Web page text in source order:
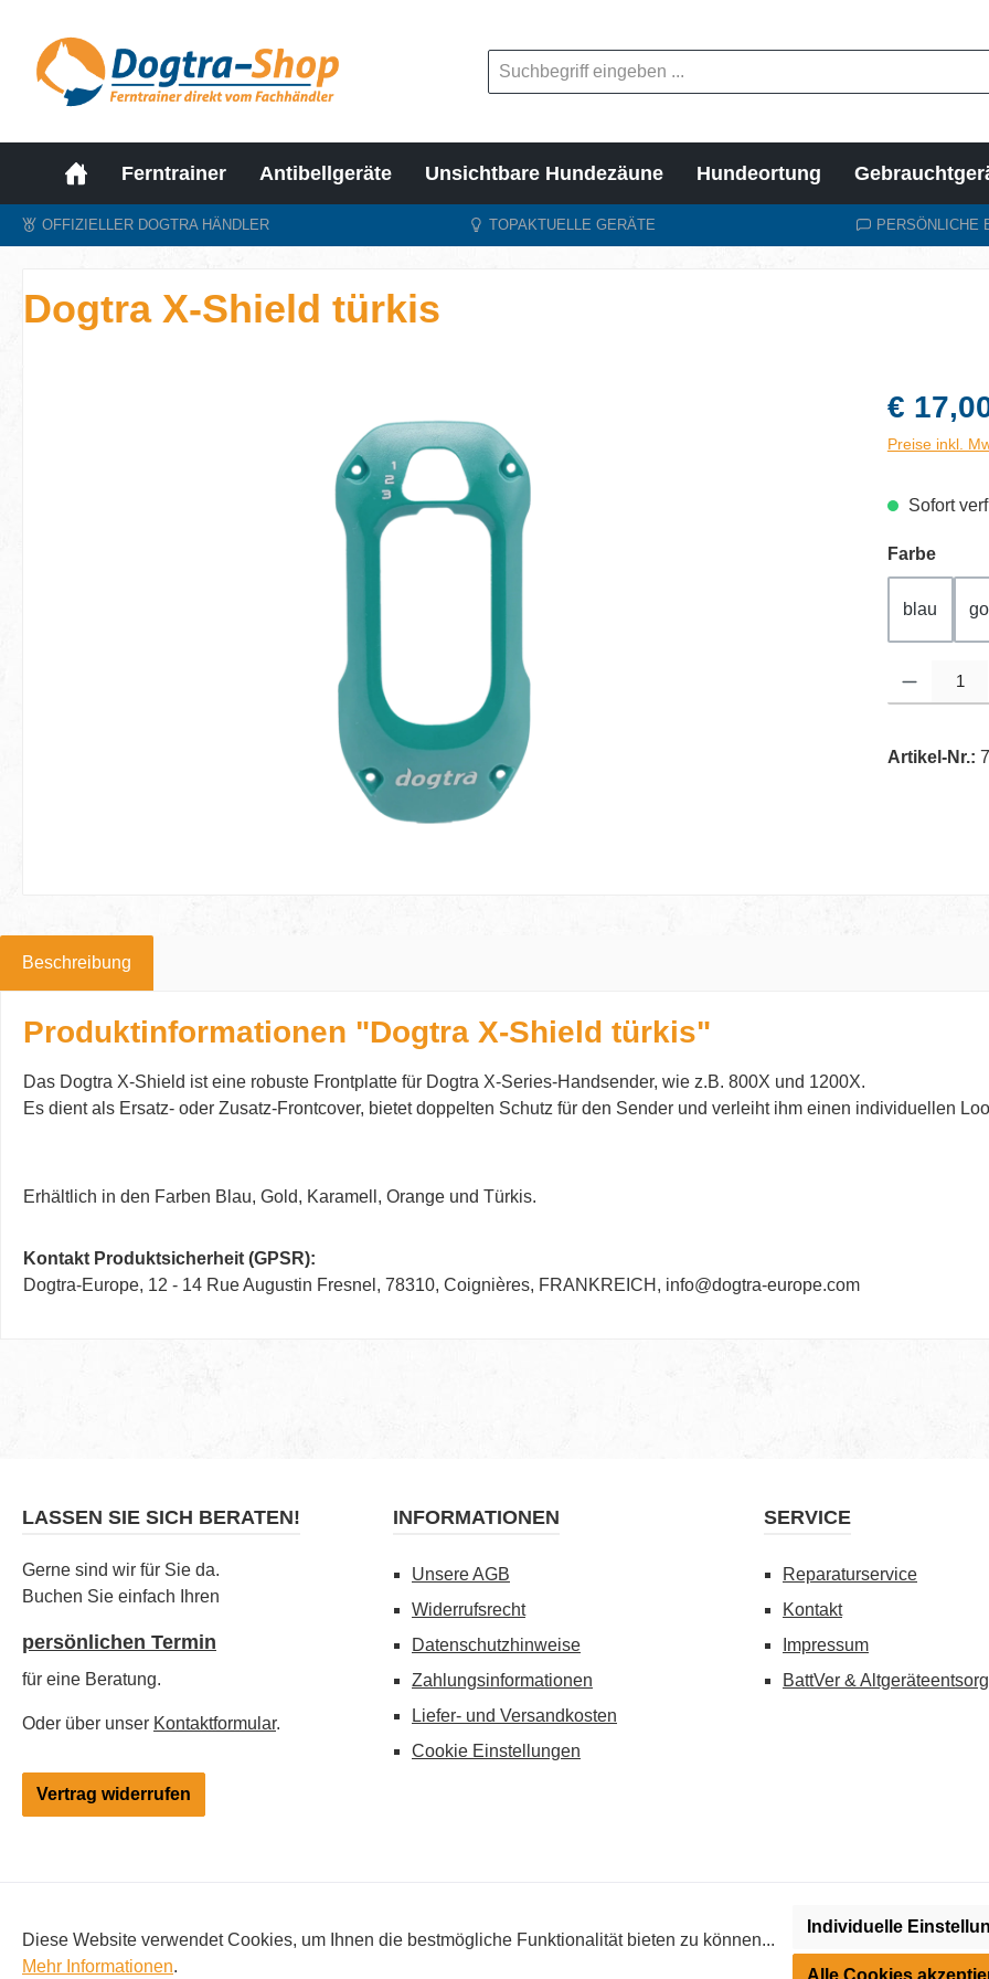
Ferntrainer Antibellgeräte Unsichtbare Hundezäune Hundeortung
OFFIZIELLER DOGTRA HÄNDLER TOPAKTUELLE GERÄTE PERSÖNLICHE
Dogtra X-Shield türkis
Regulärer
€
Preise inkl.
Sofort
Farbe
blau
Artikel-Nr.:
Beschreibung
Produktinformationen "Dogtra X-Shield türkis"
Das Dogtra X-Shield ist eine robuste Frontplatte für Dogtra X-Series-Handsender, wie z.B. 800X und 1200X.
Es dient als Ersatz- oder Zusatz-Frontcover, bietet doppelten Schutz für den Sender und verleiht ihm einen individuellen
Erhältlich in den Farben Blau, Gold, Karamell, Orange und Türkis.
Kontakt Produktsicherheit (GPSR):
Dogtra-Europe, 12 - 14 Rue Augustin Fresnel, 78310, Coignières, FRANKREICH, info@dogtra-europe.com
LASSEN SIE SICH BERATEN!
Gerne sind wir für Sie da.
Buchen Sie einfach Ihren
persönlichen Termin
für eine Beratung.
Oder über unser Kontaktformular.
Vertrag widerrufen
INFORMATIONEN
Unsere AGB
Widerrufsrecht
Datenschutzhinweise
Zahlungsinformationen
Liefer- und Versandkosten
Cookie Einstellungen
SERVICE
Reparaturservice
Kontakt
Impressum
BattVer &
Alle Preise inkl. gesetzl. Mehrwertsteuer zzgl. Versandkosten, wenn nicht anders angegeben. Preise vor dem Login werden in Euro
Änderungen vorbehalten. Hinweis: Besitz und Verwendung von Elektroimpuls-Geräten (Strom-Trainer) kann regional reglementiert
Diese Website verwendet Cookies, um Ihnen die bestmögliche Funktionalität bieten zu können...
Mehr Informationen.
Individuelle
Alle Cookies